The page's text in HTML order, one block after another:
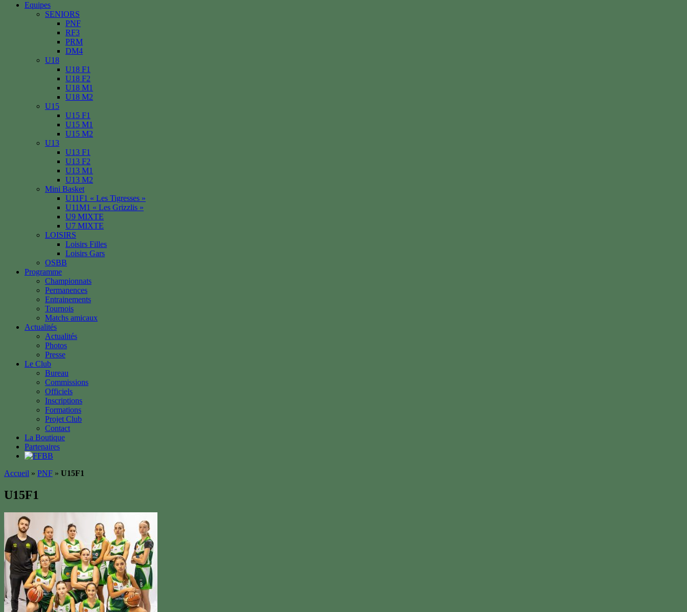
Equipes
SENIORS
PNF
RF3
PRM
DM4
U18
U18 F1
U18 F2
U18 M1
U18 M2
U15
U15 F1
U15 M1
U15 M2
U13
U13 F1
U13 F2
U13 M1
U13 M2
Mini Basket
U11F1 « Les Tigresses »
U11M1 « Les Grizzlis »
U9 MIXTE
U7 MIXTE
LOISIRS
Loisirs Filles
Loisirs Gars
OSBB
Programme
Championnats
Permanences
Entrainements
Tournois
Matchs amicaux
Actualités
Actualités
Photos
Presse
Le Club
Bureau
Commissions
Officiels
Inscriptions
Formations
Projet Club
Contact
La Boutique
Partenaires
Accueil » PNF » U15F1
U15F1